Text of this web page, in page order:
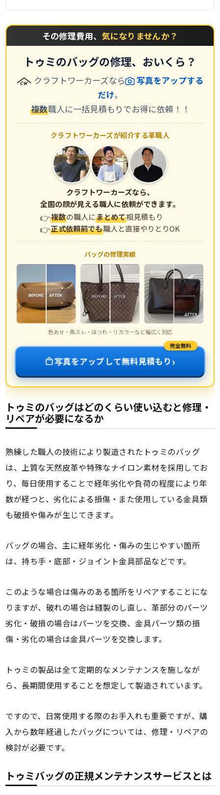
その修理費用、気になりませんか？
トゥミのバッグの修理、おいくら？
クラフトワーカーズなら
写真をアップする
だけ。
複数職人に一括見積もりでお得に依頼！！
クラフトワーカーズが紹介する革職人
クラフトワーカーズなら、
全国の顔が見える職人に依頼ができます。
複数の職人にまとめて相見積もり
正式依頼前でも職人と直接やりとりOK
バッグの修理実績
色あせ・角スレ・ほつれ・リカラーなど幅広く対応
完全無料
写真をアップして無料見積もり ›
トゥミのバッグはどのくらい使い込むと修理・
リペアが必要になるか
熟練した職人の技術により製造されたトゥミのバッグ
は、上質な天然皮革や特殊なナイロン素材を採用してお
り、毎日使用することで経年劣化や負荷の程度により年
数が経つと、劣化による損傷・また使用している金具類
も破損や傷みが生じてきます。
バッグの場合、主に経年劣化・傷みの生じやすい箇所
は、持ち手・底部・ジョイント金具部品などです。
このような場合は傷みのある箇所をリペアすることにな
りますが、破れの場合は縫製のし直し、革部分のパーツ
劣化・破損の場合はパーツを交換、金具パーツ類の損
傷・劣化の場合は金具パーツを交換します。
トゥミの製品は全て定期的なメンテナンスを施しなが
ら、長期間使用することを想定して製造されています。
ですので、日常使用する際のお手入れも重要ですが、購
入から数年経過したバッグについては、修理・リペアの
検討が必要です。
トゥミバッグの正規メンテナンスサービスとは